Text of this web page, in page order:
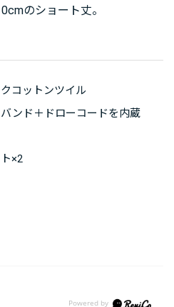
のショート丈。
コットンツイル
ンド＋ドローコードを内蔵
×2